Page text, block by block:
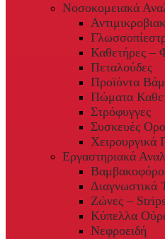
Νοσοκομειακά
Καθετήρες –
Πεταλούδες
Προϊόντα
Πώματα
Στρόφυγγες
Συσκευές
Χειρουργικά
Εργαστηριακά
Διαγνωστικά
Ζώνες –
Κύπελλα
Νεφροειδή